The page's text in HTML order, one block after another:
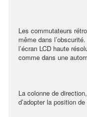
Les commutateurs
même dans
l’écran LCD haute
comme dans une
La colonne de
d’adopter la position